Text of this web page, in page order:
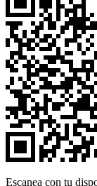
Escanea con tu